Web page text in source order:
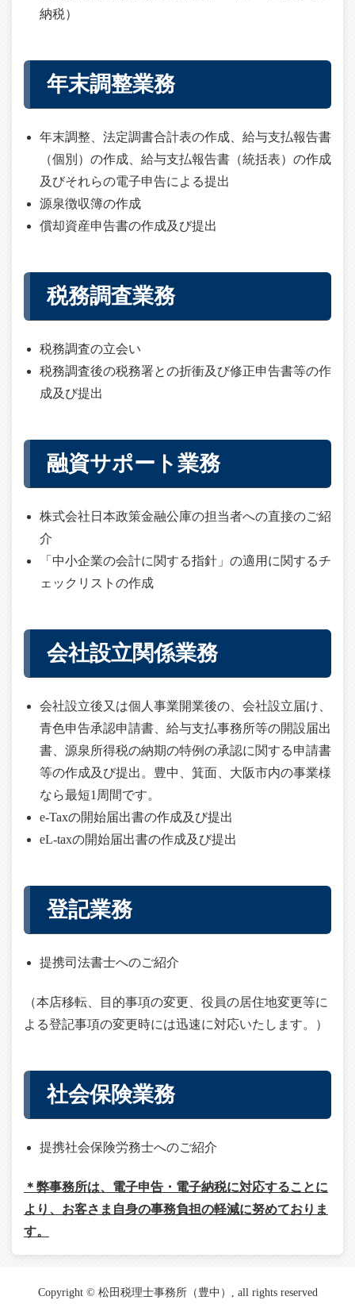
納税）
年末調整業務
年末調整、法定調書合計表の作成、給与支払報告書
（個別）の作成、給与支払報告書（統括表）の作成
及びそれらの電子申告による提出
源泉徴収簿の作成
償却資産申告書の作成及び提出
税務調査業務
税務調査の立会い
税務調査後の税務署との折衝及び修正申告書等の作
成及び提出
融資サポート業務
株式会社日本政策金融公庫の担当者への直接のご紹
介
「中小企業の会計に関する指針」の適用に関するチ
ェックリストの作成
会社設立関係業務
会社設立後又は個人事業開業後の、会社設立届け、
青色申告承認申請書、給与支払事務所等の開設届出
書、源泉所得税の納期の特例の承認に関する申請書
等の作成及び提出。豊中、箕面、大阪市内の事業様
なら最短1周間です。
e-Taxの開始届出書の作成及び提出
eL-taxの開始届出書の作成及び提出
登記業務
提携司法書士へのご紹介
（本店移転、目的事項の変更、役員の居住地変更等に
よる登記事項の変更時には迅速に対応いたします。）
社会保険業務
提携社会保険労務士へのご紹介
＊弊事務所は、電子申告・電子納税に対応することに
より、お客さま自身の事務負担の軽減に努めておりま
す。
Copyright © 松田税理士事務所（豊中）, all rights reserved